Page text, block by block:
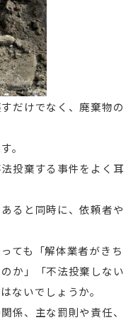
だけでなく、廃棄物の
。
投棄する事件をよく耳
ると同時に、依頼者や
ても「解体業者がきち
か」「不法投棄しない
ないでしょうか。
係、主な罰則や責任、